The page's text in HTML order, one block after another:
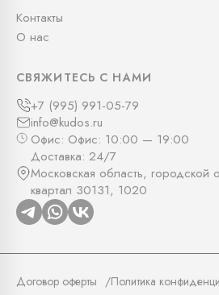
Контакты
О нас
СВЯЖИТЕСЬ С НАМИ
+7 (995) 991-05-79
info@kudos.ru
Офис: Офис: 10:00 — 19:00
Доставка: 24/7
Московская область, городской
квартал 30131, 1020
Договор оферты Политика